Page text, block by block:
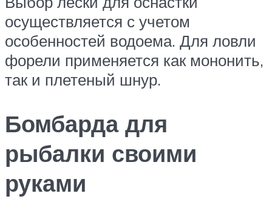
осуществляется с учетом
особенностей водоема. Для ловли
форели применяется как мононить,
так и плетеный шнур.
Бомбарда для
рыбалки своими
руками